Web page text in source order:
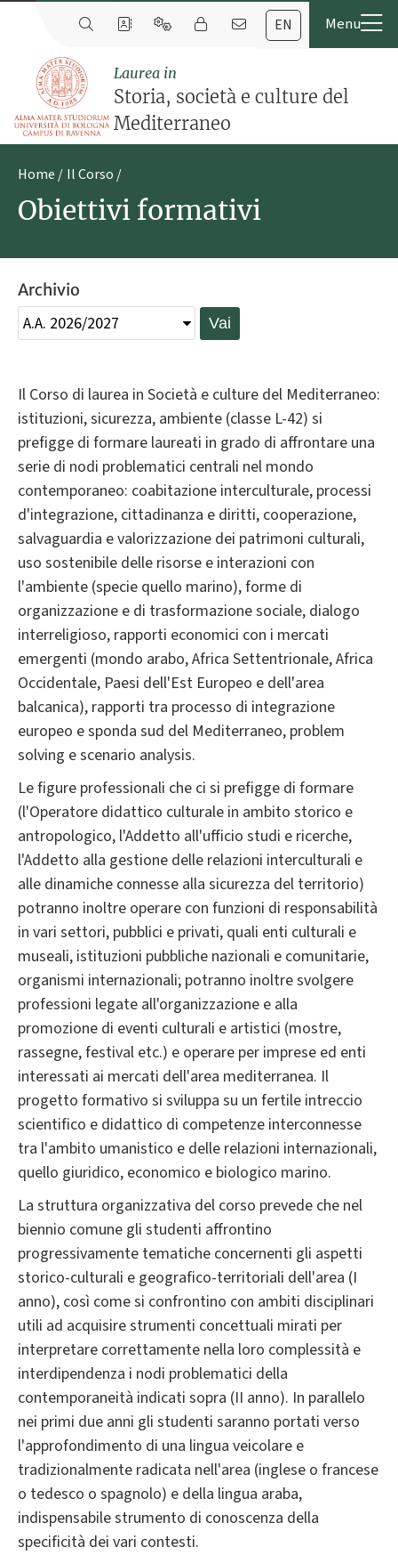
EN
Laurea in
Storia, società e culture del
Mediterraneo
Home Il Corso
Obiettivi formativi
Il Corso di laurea in Società e culture del Mediterraneo:
istituzioni, sicurezza, ambiente (classe L-42) si
prefigge di formare laureati in grado di affrontare una
serie di nodi problematici centrali nel mondo
contemporaneo: coabitazione interculturale, processi
d'integrazione, cittadinanza e diritti, cooperazione,
salvaguardia e valorizzazione dei patrimoni culturali,
uso sostenibile delle risorse e interazioni con
l'ambiente (specie quello marino), forme di
organizzazione e di trasformazione sociale, dialogo
interreligioso, rapporti economici con i mercati
emergenti (mondo arabo, Africa Settentrionale, Africa
Occidentale, Paesi dell'Est Europeo e dell'area
balcanica), rapporti tra processo di integrazione
europeo e sponda sud del Mediterraneo, problem
solving e scenario analysis.
Le figure professionali che ci si prefigge di formare
(l'Operatore didattico culturale in ambito storico e
antropologico, l'Addetto all'ufficio studi e ricerche,
l'Addetto alla gestione delle relazioni interculturali e
alle dinamiche connesse alla sicurezza del territorio)
potranno inoltre operare con funzioni di responsabilità
in vari settori, pubblici e privati, quali enti culturali e
museali, istituzioni pubbliche nazionali e comunitarie,
organismi internazionali; potranno inoltre svolgere
professioni legate all'organizzazione e alla
promozione di eventi culturali e artistici (mostre,
rassegne, festival etc.) e operare per imprese ed enti
interessati ai mercati dell'area mediterranea. Il
progetto formativo si sviluppa su un fertile intreccio
scientifico e didattico di competenze interconnesse
tra l'ambito umanistico e delle relazioni internazionali,
quello giuridico, economico e biologico marino.
La struttura organizzativa del corso prevede che nel
biennio comune gli studenti affrontino
progressivamente tematiche concernenti gli aspetti
storico-culturali e geografico-territoriali dell'area (I
anno), così come si confrontino con ambiti disciplinari
utili ad acquisire strumenti concettuali mirati per
interpretare correttamente nella loro complessità e
interdipendenza i nodi problematici della
contemporaneità indicati sopra (II anno). In parallelo
nei primi due anni gli studenti saranno portati verso
l'approfondimento di una lingua veicolare e
tradizionalmente radicata nell'area (inglese o francese
o tedesco o spagnolo) e della lingua araba,
indispensabile strumento di conoscenza della
specificità dei vari contesti.
Archivio
Vai